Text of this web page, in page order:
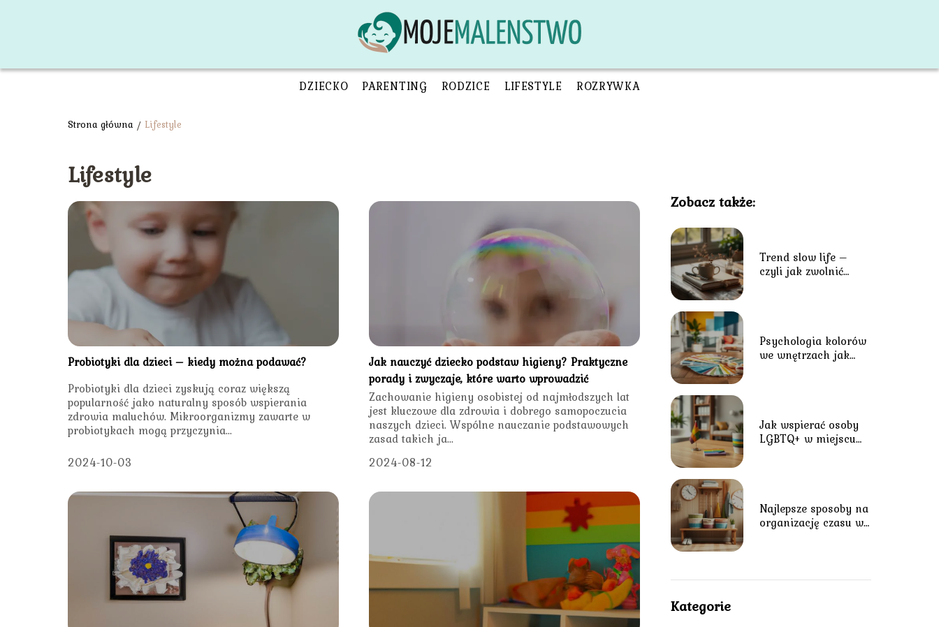
DZIECKO PARENTING RODZICE LIFESTYLE ROZRYWKA
Strona główna / Lifestyle
Lifestyle
Probiotyki dla dzieci – kiedy można podawać?
Probiotyki dla dzieci zyskują coraz większą
popularność jako naturalny sposób wspierania
zdrowia maluchów. Mikroorganizmy zawarte w
probiotykach mogą przyczynia...
2024-10-03
Jak nauczyć dziecko podstaw higieny? Praktyczne
porady i zwyczaje, które warto wprowadzić
Zachowanie higieny osobistej od najmłodszych lat
jest kluczowe dla zdrowia i dobrego samopoczucia
naszych dzieci. Wspólne nauczanie podstawowych
zasad takich ja...
2024-08-12
Zobacz także:
Trend slow life –
czyli jak zwolnić
Psychologia kolorów
we wnętrzach jak
Jak wspierać osoby
LGBTQ+ w miejscu
Najlepsze sposoby na
organizację czasu w
Kategorie